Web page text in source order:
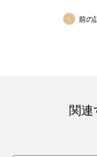
前の
関連